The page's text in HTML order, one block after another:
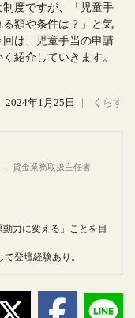
度ですが、「児童手
額や条件は？」と気
は、児童手当の申請
紹介していきます。
2024年1月25日 ｜ くらす
、貸金業務取扱主任者
力に変える」ことを目
登壇経験あり。